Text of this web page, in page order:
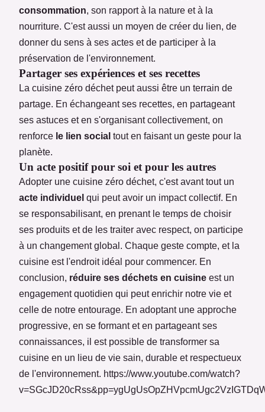
consommation, son rapport à la nature et à la
nourriture. C'est aussi un moyen de créer du lien, de
donner du sens à ses actes et de participer à la
préservation de l'environnement.
Partager ses expériences et ses recettes
La cuisine zéro déchet peut aussi être un terrain de
partage. En échangeant ses recettes, en partageant
ses astuces et en s'organisant collectivement, on
renforce le lien social tout en faisant un geste pour la
planète.
Un acte positif pour soi et pour les autres
Adopter une cuisine zéro déchet, c'est avant tout un
acte individuel qui peut avoir un impact collectif. En
se responsabilisant, en prenant le temps de choisir
ses produits et de les traiter avec respect, on participe
à un changement global. Chaque geste compte, et la
cuisine est l'endroit idéal pour commencer. En
conclusion, réduire ses déchets en cuisine est un
engagement quotidien qui peut enrichir notre vie et
celle de notre entourage. En adoptant une approche
progressive, en se formant et en partageant ses
connaissances, il est possible de transformer sa
cuisine en un lieu de vie sain, durable et respectueux
de l'environnement. https://www.youtube.com/watch?